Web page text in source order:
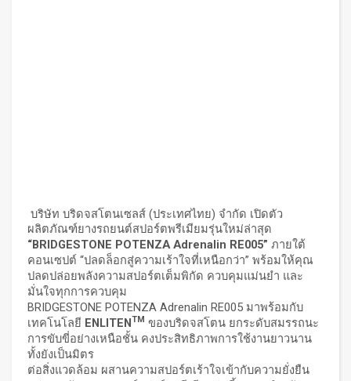
บริษัท บริดจสโตนเซลส์ (ประเทศไทย) จำกัด เปิดตัว
ผลิตภัณฑ์ยางรถยนต์สปอร์ตพรีเมียมรุ่นใหม่ล่าสุด
“BRIDGESTONE POTENZA Adrenalin RE005” ภายใต้
คอนเซปต์ “ปลดล็อกสู่ความเร้าใจที่เหนือกว่า” พร้อมให้คุณ
ปลดปล่อยพลังความสปอร์ตเต็มพิกัด ควบคุมแม่นยำ และ
มั่นใจทุกการควบคุม
BRIDGESTONE POTENZA Adrenalin RE005 มาพร้อมกับ
เทคโนโลยี ENLITENTM ของบริดจสโตน ยกระดับสมรรถนะ
การขับขี่อย่างเหนือชั้น คงประสิทธิภาพการใช้งานยาวนาน
ทั้งยังเป็นมิตร
ต่อสิ่งแวดล้อม ผสานความสปอร์ตเร้าใจเข้ากับความยั่งยืน